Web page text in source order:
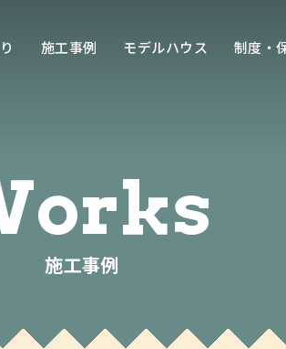
施工事例 モデルハウス 制度・
よくあるご質問
施工事例